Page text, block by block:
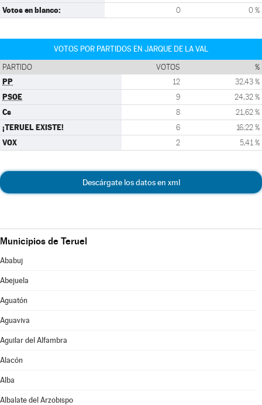
Votos en blanco: 0 0 %
VOTOS POR PARTIDOS EN JARQUE DE LA VAL
PARTIDO VOTOS %
PP 12 32,43 %
PSOE 9 24,32 %
Cs 8 21,62 %
¡TERUEL EXISTE! 6 16,22 %
VOX 2 5,41 %
Descárgate los datos en xml
Municipios de Teruel
Ababuj
Abejuela
Aguatón
Aguaviva
Aguilar del Alfambra
Alacón
Alba
Albalate del Arzobispo